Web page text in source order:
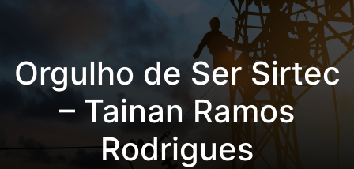
Orgulho de Ser Sirtec
– Tainan Ramos
Rodrigues